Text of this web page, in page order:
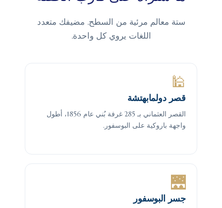
ستة معالم مرئية من السطح. مضيفك متعدد
اللغات يروي كل واحدة.
🕌
قصر دولمابهتشة
القصر العثماني بـ 285 غرفة بُني عام 1856، أطول
واجهة باروكية على البوسفور.
🌉
جسر البوسفور